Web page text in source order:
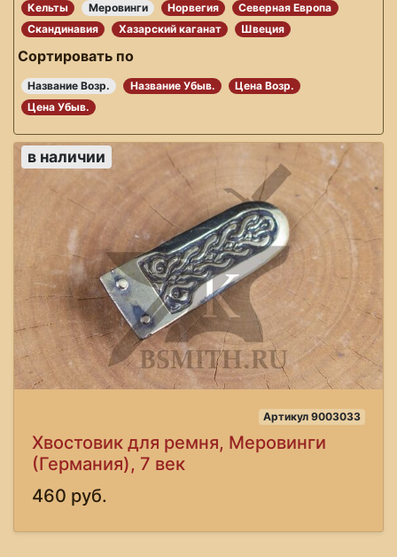
Кельты
Меровинги Норвегия
Северная Европа
Скандинавия
Хазарский каганат Швеция
Сортировать по
Название Возр. Название Убыв.
Цена Возр.
Цена Убыв.
в наличии
Артикул 9003033
Хвостовик для ремня, Меровинги
(Германия), 7 век
460 руб.